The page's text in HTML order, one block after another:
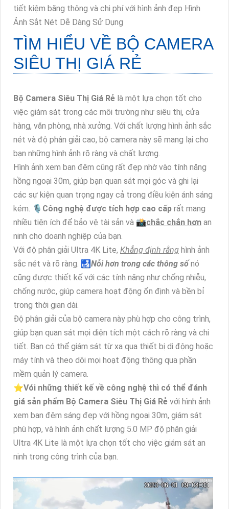
tiết kiệm băng thông và chi phí với hình ảnh đẹp Hình
Ảnh Sắt Nét Dễ Dàng Sử Dụng
TÌM HIỂU VỀ BỘ CAMERA
SIÊU THỊ GIÁ RẺ
Bộ Camera Siêu Thị Giá Rẻ là một lựa chọn tốt cho
việc giám sát trong các môi trường như siêu thị, cửa
hàng, văn phòng, nhà xưởng. Với chất lượng hình ảnh sắc
nét và độ phân giải cao, bộ camera này sẽ mang lại cho
bạn những hình ảnh rõ ràng và chất lượng.
Hình ảnh xem ban đêm cũng rất đẹp nhờ vào tính năng
hồng ngoại 30m, giúp bạn quan sát mọi góc và ghi lại
các sự kiện quan trọng ngay cả trong điều kiện ánh sáng
kém. 🎙 Công nghệ được tích hợp cao cấp rất mang
nhiều tiện ích để bảo vệ tài sản và 📸chắc chắn hơn an
ninh cho doanh nghiệp của bạn.
Với độ phân giải Ultra 4K Lite, Khẳng định rằng hình ảnh
sắc nét và rõ ràng. 🛃Nỗi hơn trong các thông sốnó
cũng được thiết kế với các tính năng như chống nhiễu,
chống nước, giúp camera hoạt động ổn định và bền bỉ
trong thời gian dài.
Độ phân giải của bộ camera này phù hợp cho công trình,
giúp bạn quan sát mọi diện tích một cách rõ ràng và chi
tiết. Bạn có thể giám sát từ xa qua thiết bị di động hoặc
máy tính và theo dõi mọi hoạt động thông qua phần
mềm quản lý camera.
⭐Vói những thiết kế về công nghệ thì có thể đánh
giá sản phẩm Bộ Camera Siêu Thị Giá Rẻ với hình ảnh
xem ban đêm sáng đẹp với hồng ngoại 30m, giám sát
phù hợp, và hình ảnh chất lượng 5.0 MP độ phân giải
Ultra 4K Lite là một lựa chọn tốt cho việc giám sát an
ninh trong công trình của bạn.